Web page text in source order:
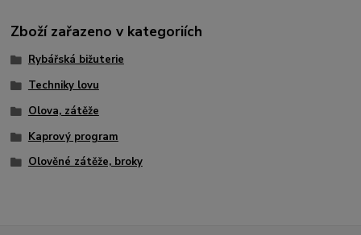
Zboží zařazeno v kategoriích
Rybářská bižuterie
Techniky lovu
Olova, zátěže
Kaprový program
Olověné zátěže, broky